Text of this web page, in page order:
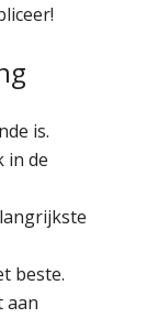
is.
in de
beste.
aan